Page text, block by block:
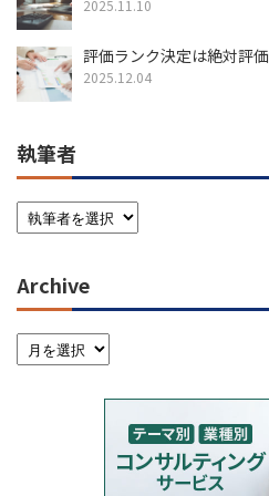
2025.11.10
評価ランク決定は絶対評
2025.12.04
執筆者
Archive